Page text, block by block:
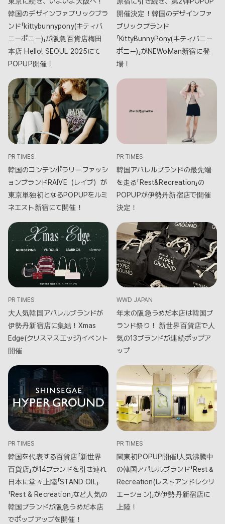
韓国のデザインファブリックブラ
ンド「kittybunnypony(キティバ
ニーポニー)」が阪急百貨店梅田
本店 Hello! SEOUL 2025にて
POPUP開催！
開催決定！韓国のデザインファ
ブリックブランド
「KittyBunnyPony(キティバニー
ポニー)」がNEWoMan新宿に登
場！
PR TIMES
韓国のコンテンポラリーファッシ
ョンブランドRAIVE（レイブ）が
東京単独初となるPOPUPをルミ
ネエスト新宿にて開催！
PR TIMES
韓国アパレルブランドの最先端
を走る「Rest&Recreation」の
POPUPが伊勢丹新宿店で開催
決定！
PR TIMES
大人気韓国アパレルブランドが
伊勢丹新宿店に集結！Xmas
Edge(クリスマスエッジ)イベント
開催
WWD JAPAN
年末の阪急うめだ本店は韓国ブ
ランド祭り！ 新世界百貨店で人
気の13ブランドが連続ポップア
ップ
PR TIMES
韓国を代表する百貨店「新世界
百貨店」が14ブランドを引き連れ
日本に堂々上陸「STAND OIL」
「Rest & Recreation」など人気の
韓国ブランドが阪急うめだ本店
でポップアップを開催！
PR TIMES
関東初POPUP開催!人気沸騰中
の韓国アパレルブランド「Rest＆
Recreation(レストアンドレクリ
エーション)」が伊勢丹新宿店に
上陸！